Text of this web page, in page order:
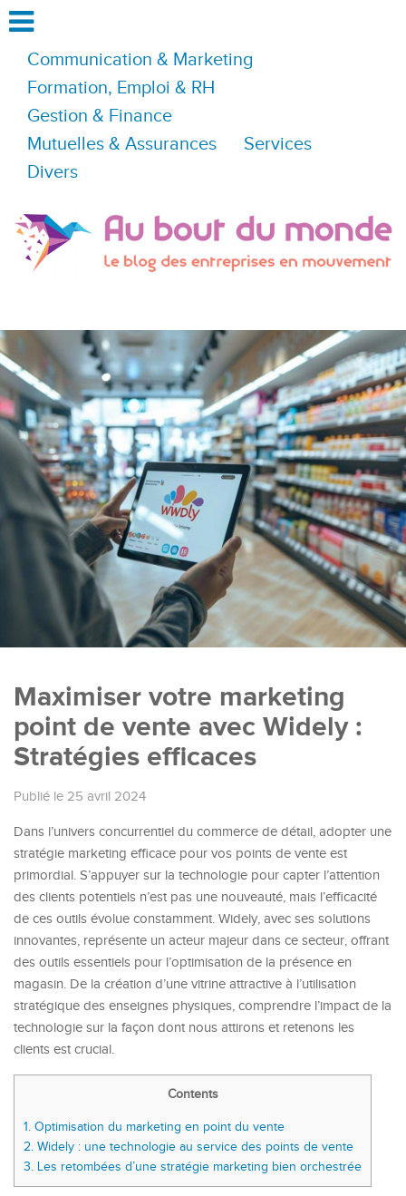
Communication & Marketing
Formation, Emploi & RH
Gestion & Finance
Mutuelles & Assurances
Services
Divers
Maximiser votre marketing
point de vente avec Widely :
Stratégies efficaces
Publié le 25 avril 2024
Dans l’univers concurrentiel du commerce de détail, adopter une
stratégie marketing efficace pour vos points de vente est
primordial. S’appuyer sur la technologie pour capter l’attention
des clients potentiels n’est pas une nouveauté, mais l’efficacité
de ces outils évolue constamment. Widely, avec ses solutions
innovantes, représente un acteur majeur dans ce secteur, offrant
des outils essentiels pour l’optimisation de la présence en
magasin. De la création d’une vitrine attractive à l’utilisation
stratégique des enseignes physiques, comprendre l’impact de la
technologie sur la façon dont nous attirons et retenons les
clients est crucial.
Contents
1. Optimisation du marketing en point du vente
2. Widely : une technologie au service des points de vente
3. Les retombées d’une stratégie marketing bien orchestrée